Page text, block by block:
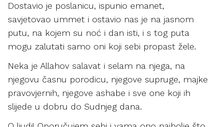
Dostavio je poslanicu, ispunio emanet,
savjetovao ummet i ostavio nas je na jasnom
putu, na kojem su noć i dan isti, i s tog puta
mogu zalutati samo oni koji sebi propast žele.
Neka je Allahov salavat i selam na njega, na
njegovu časnu porodicu, njegove supruge, majke
pravovjernih, njegove ashabe i sve one koji ih
slijede u dobru do Sudnjeg dana.